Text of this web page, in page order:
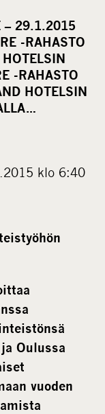
– 29.1.2015
-RAHASTO
-RAHASTO
HOTELSIN
klo 6:40
Oulussa
vuoden